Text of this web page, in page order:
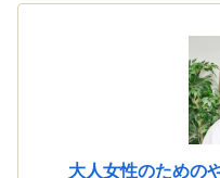
大人女性のための